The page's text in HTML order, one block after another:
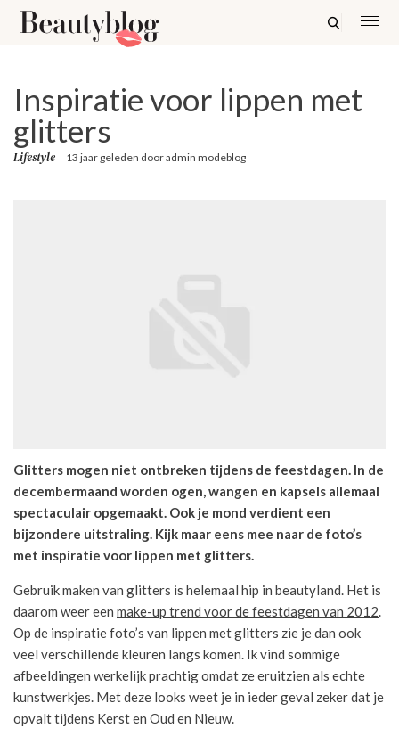
Inspiratie voor lippen met
glitters
Lifestyle 13 jaar geleden dooradmin modeblog
Glitters mogen niet ontbreken tijdens de feestdagen. In de
decembermaand worden ogen, wangen en kapsels allemaal
spectaculair opgemaakt. Ook je mond verdient een
bijzondere uitstraling. Kijk maar eens mee naar de foto’s
met inspiratie voor lippen met glitters.
Gebruik maken van glitters is helemaal hip in beautyland. Het is
daarom weer een make-up trend voor de feestdagen van 2012.
Op de inspiratie foto’s van lippen met glitters zie je dan ook
veel verschillende kleuren langs komen. Ik vind sommige
afbeeldingen werkelijk prachtig omdat ze eruitzien als echte
kunstwerkjes. Met deze looks weet je in ieder geval zeker dat je
opvalt tijdens Kerst en Oud en Nieuw.